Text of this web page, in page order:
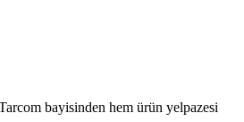
bayisinden hem ürün yelpazesi